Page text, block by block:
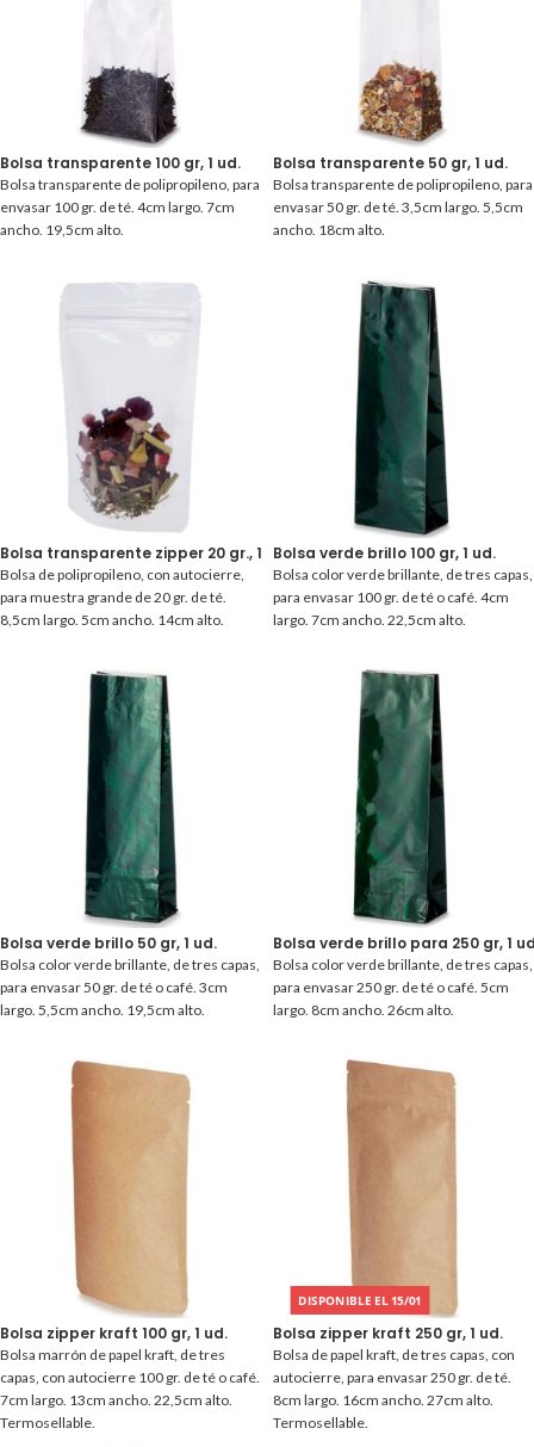
Bolsa transparente 100 gr, 1 ud.
Bolsa transparente de polipropileno, para
envasar 100 gr. de té. 4cm largo. 7cm
ancho. 19,5cm alto.
Bolsa transparente 50 gr, 1 ud.
Bolsa transparente de polipropileno, para
envasar 50 gr. de té. 3,5cm largo. 5,5cm
ancho. 18cm alto.
Bolsa transparente zipper 20 gr., 1 ud.
Bolsa de polipropileno, con autocierre,
para muestra grande de 20 gr. de té.
8,5cm largo. 5cm ancho. 14cm alto.
Bolsa verde brillo 100 gr, 1 ud.
Bolsa color verde brillante, de tres capas,
para envasar 100 gr. de té o café. 4cm
largo. 7cm ancho. 22,5cm alto.
Bolsa verde brillo 50 gr, 1 ud.
Bolsa color verde brillante, de tres capas,
para envasar 50 gr. de té o café. 3cm
largo. 5,5cm ancho. 19,5cm alto.
Bolsa verde brillo para 250 gr, 1
Bolsa color verde brillante, de tres capas,
para envasar 250 gr. de té o café. 5cm
largo. 8cm ancho. 26cm alto.
Bolsa zipper kraft 100 gr, 1 ud.
Bolsa marrón de papel kraft, de tres
capas, con autocierre 100 gr. de té o café.
7cm largo. 13cm ancho. 22,5cm alto.
Termosellable.
DISPONIBLE EL 15/01
Bolsa zipper kraft 250 gr, 1 ud.
Bolsa de papel kraft, de tres capas, con
autocierre, para envasar 250 gr. de té.
8cm largo. 16cm ancho. 27cm alto.
Termosellable.